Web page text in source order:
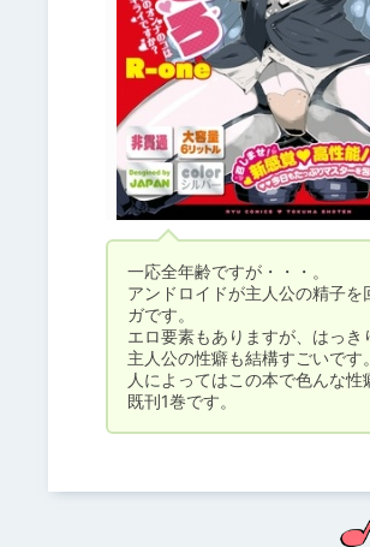
一応全年齢ですが・・・。
アンドロイドが主人公の精子
ガです。
エロ要素もありますが、はっき
主人公の性癖も結構すごいです。
人によってはこの本で色んな性
既刊1巻です。